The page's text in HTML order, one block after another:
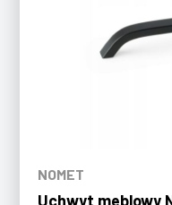
NOMET
Uchwyt meblowy